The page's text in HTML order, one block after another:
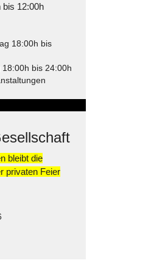
bis 12:00h
18:00h bis
bis 24:00h
bleibt die
privaten Feier